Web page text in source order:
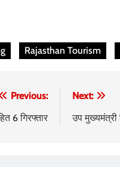
Rajasthan Tourism
Previous:
6 गिरफ्तार
Next:
उप मुख्यमंत्री